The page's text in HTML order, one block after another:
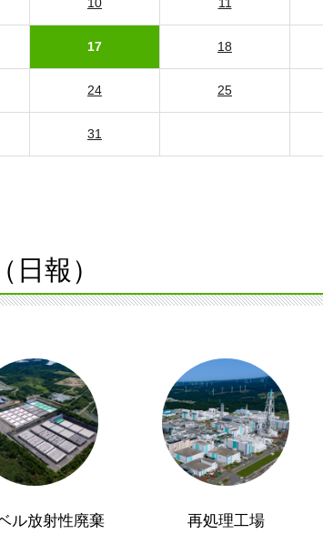
17 18
24 25
31
報）
ル放射性廃棄 再処理工場